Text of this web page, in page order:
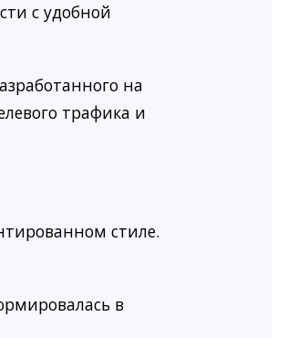
c удобной
на
трафика и
стиле.
в